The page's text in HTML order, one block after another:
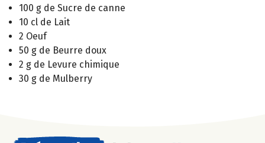
100 g de Sucre de canne
10 cl de Lait
2 Oeuf
50 g de Beurre doux
2 g de Levure chimique
30 g de Mulberry